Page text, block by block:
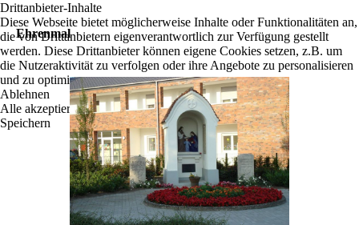
Ehrenmal
Drittanbieter-Inhalte
Diese Webseite bietet möglicherweise Inhalte oder Funktionalitäten an,
die von Drittanbietern eigenverantwortlich zur Verfügung gestellt
werden. Diese Drittanbieter können eigene Cookies setzen, z.B. um
die Nutzeraktivität zu verfolgen oder ihre Angebote zu personalisieren
und zu optimieren.
Ablehnen
Alle akzeptieren
Speichern